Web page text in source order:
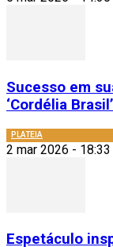
Sucesso em
‘Cordélia
PLATEIA
2 mar 2026 - 18:33
Espetáculo